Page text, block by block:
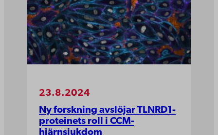
23.8.2024
Ny forskning avslöjar TLNRD1-
proteinets roll i CCM-
hjärnsjukdom